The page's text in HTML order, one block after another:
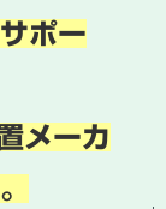
ポー
メーカ